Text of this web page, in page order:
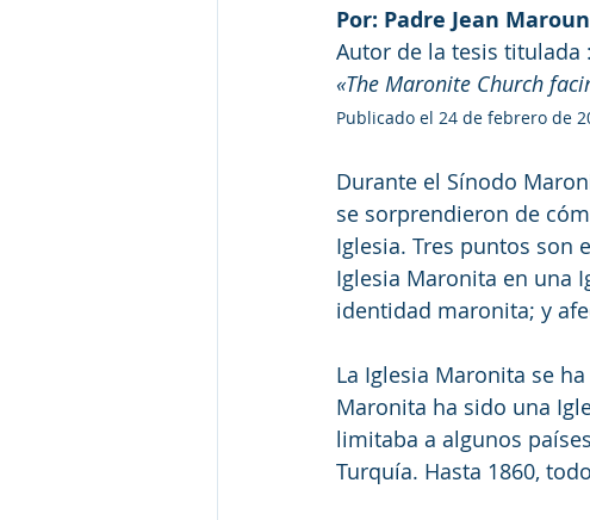
Por: Padre Jean
Autor de la tesis titulada :
«The Maronite Church
Publicado el 24 de febrero de
Durante el Sínodo
se sorprendieron de
Iglesia. Tres puntos son
Iglesia Maronita en una
identidad maronita; y
La Iglesia Maronita se
Maronita ha sido una
limitaba a algunos
Turquía. Hasta 1860,